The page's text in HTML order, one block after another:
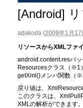
[Android]
adakoda (2009年1月17
リソースからXMLファ
android.content.resパッ
Resourcesクラス（※1
getXml()メンバ関数（
戻り値は、
このクラスは、
XMLの解析ができます。